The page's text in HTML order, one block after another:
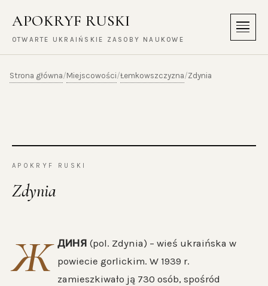
APOKRYF RUSKI
OTWARTE UKRAIŃSKIE ZASOBY NAUKOWE
Menu
Strona główna/Miejscowości/Łemkowszczyzna/Zdynia
APOKRYF RUSKI
Zdynia
Ж ДИНЯ (pol. Zdynia) – wieś ukraińska w
powiecie gorlickim. W 1939 r.
zamieszkiwało ją 730 osób, spośród